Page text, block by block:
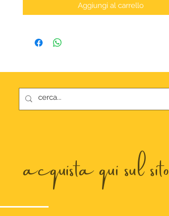
Aggiungi al carrello
acquista qui sul sito